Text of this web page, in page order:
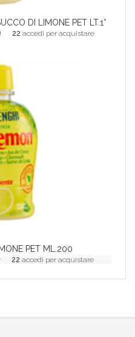
DI LIMONE PET LT.1*
22 accedi per acquistare
PET ML.200
22 accedi per acquistare